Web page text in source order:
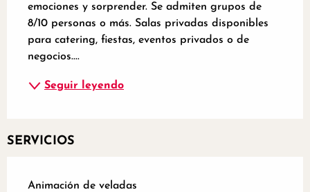
emociones y sorprender. Se admiten grupos de
8/10 personas o más. Salas privadas disponibles
para catering, fiestas, eventos privados o de
negocios....
Seguir leyendo
SERVICIOS
Animación de veladas